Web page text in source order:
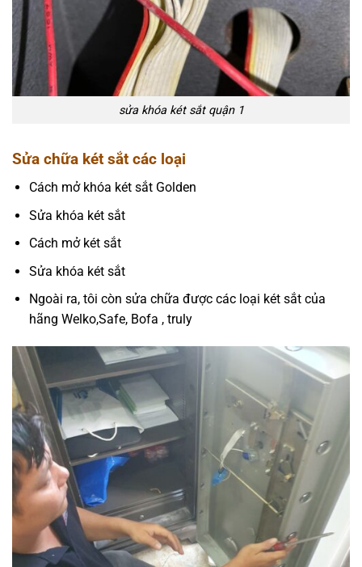
sửa khóa két sắt quận 1
Sửa chữa két sắt các loại
Cách mở khóa két sắt Golden
Sửa khóa két sắt
Cách mở két sắt
Sửa khóa két sắt
Ngoài ra, tôi còn sửa chữa được các loại két sắt của
hãng Welko,Safe, Bofa , truly